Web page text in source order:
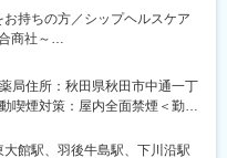
（薬剤師：2名、事務：４名）
地のご希望をお伝えください
持ちの方／シップヘルスケア
商社～
理、在宅業務、OTC販売など
局住所：秋田県秋田市中通一丁
喫煙対策：屋内全面禁煙＜勤務
秋田市土崎土崎港中央6-2-1 受
詳細3＞リリィ薬局 大館店住
館駅、羽後牛島駅、下川沿駅